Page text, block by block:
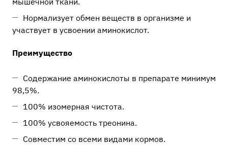
Нормализует обмен веществ в организме и
участвует в усвоении аминокислот.
Преимущество
Содержание аминокислоты в препарате минимум
98,5%.
100% изомерная чистота.
100% усвояемость треонина.
Совместим со всеми видами кормов.